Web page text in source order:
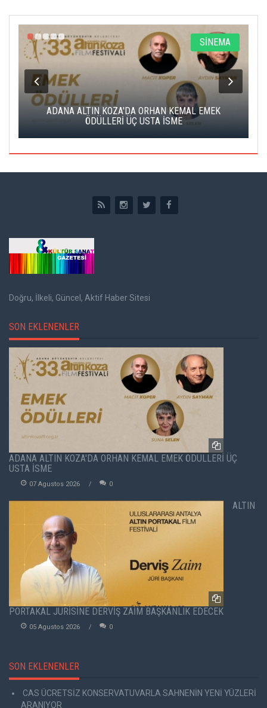
SİNEMA
ADANA ALTIN KOZA'DA ORHAN KEMAL EMEK
ÖDÜLLERİ ÜÇ USTA İSME
Doğru, İlkeli, Güncel, Aktif Haber Sitesi
SON EKLENENLER
ADANA ALTIN KOZA'DA ORHAN KEMAL EMEK ÖDÜLLERİ ÜÇ
USTA İSME
07 Agustos 2026 0
ALTIN
PORTAKAL JÜRİSİNE DERVİŞ ZAİM BAŞKANLIK EDECEK
05 Agustos 2026 0
SON EKLENENLER
CAS ÜCRETSİZ KONSERVATUVARLA SAHNENİN YENİ YÜZLERİ
ARANIYOR